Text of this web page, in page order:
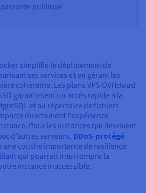
publique
simplifie le déploiement de
ses services et en gérant les
cohérente. Les plans VPS OVHcloud
garantissent un accès rapide à la
et au répertoire de fichiers
directement l'expérience
Pour les instances qui devraient
d'autres serveurs, DDoS-protégé
couche importante de résilience
qui pourrait interrompre la
instance inaccessible.